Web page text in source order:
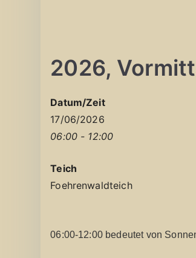
2026,
Datum/Zeit
17/06/2026
06:00 - 12:00
Teich
Foehrenwaldteich
06:00-12:00 bedeutet von